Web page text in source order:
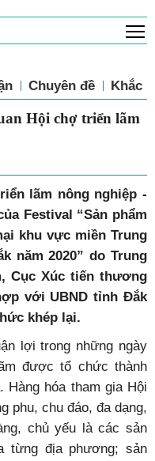
Chuyên đề Khắc
Hội chợ triển lãm
lãm nông nghiệp -
Festival “Sản phẩm
khu vực miền Trung
năm 2020” do Trung
Cục Xúc tiến thương
với UBND tỉnh Đắk
khép lại.
lợi trong những ngày
được tổ chức thành
Hàng hóa tham gia Hội
phu, chu đáo, đa dạng,
chủ yếu là các sản
từng địa phương; sản